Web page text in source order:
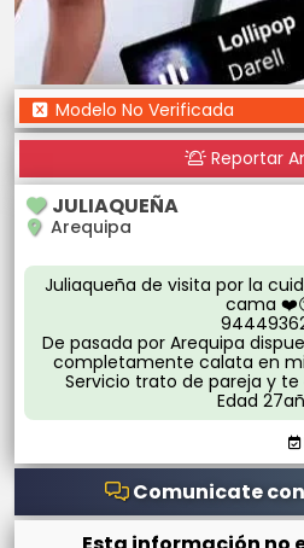
Modelo No Verificada
Reportar
JULIAQUEÑA
Arequipa
Juliaqueña de visita por la
cama
De pasada por Arequipa
completamente calata en
Servicio trato de pareja y
Edad
Comunicate con